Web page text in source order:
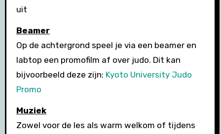
uit
Beamer
Op de achtergrond speel je via een beamer en
labtop een promofilm af over judo. Dit kan
bijvoorbeeld deze zijn: Kyoto University Judo
Promo
Muziek
Zowel voor de les als warm welkom of tijdens